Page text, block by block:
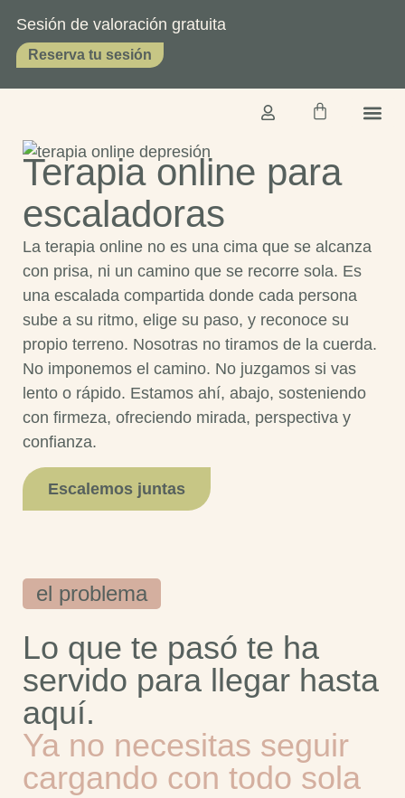
Sesión de valoración gratuita
Reserva tu sesión
Terapia online para
escaladoras
La terapia online no es una cima que se alcanza
con prisa, ni un camino que se recorre sola. Es
una escalada compartida donde cada persona
sube a su ritmo, elige su paso, y reconoce su
propio terreno. Nosotras no tiramos de la cuerda.
No imponemos el camino. No juzgamos si vas
lento o rápido. Estamos ahí, abajo, sosteniendo
con firmeza, ofreciendo mirada, perspectiva y
confianza.
Escalemos juntas
el problema
Lo que te pasó te ha
servido para llegar hasta
aquí.
Ya no necesitas seguir
cargando con todo sola